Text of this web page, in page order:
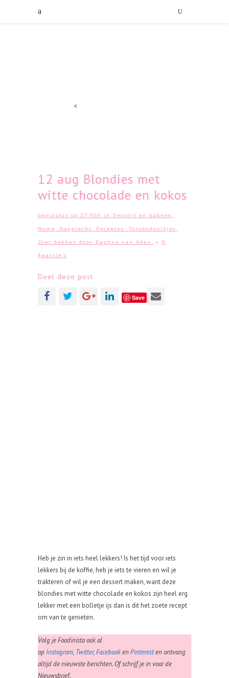
<
12 aug Blondies met
witte chocolade en kokos
Geplaatst op 07:00h in Dessert en bakken ,
Home , Nagerecht , Recepten , Tussendoortjes ,
Zoet bakken
door Daphne van Aken
0
Reactie's
Deel deze post
Save
Heb je zin in iets heel lekkers! Is het tijd voor iets
lekkers bij de koffie, heb je iets te vieren en wil je
trakteren of wil je een dessert maken, want deze
blondies met witte chocolade en kokos zijn heel erg
lekker met een bolletje ijs dan is dit het zoete recept
om van te genieten.
Volg je Foodinista ook al
op Instagram, Twitter,FacebookenPinteresten ontvang
altijd de nieuwste berichten. Of schrijf je in voor de
Nieuwsbrief.